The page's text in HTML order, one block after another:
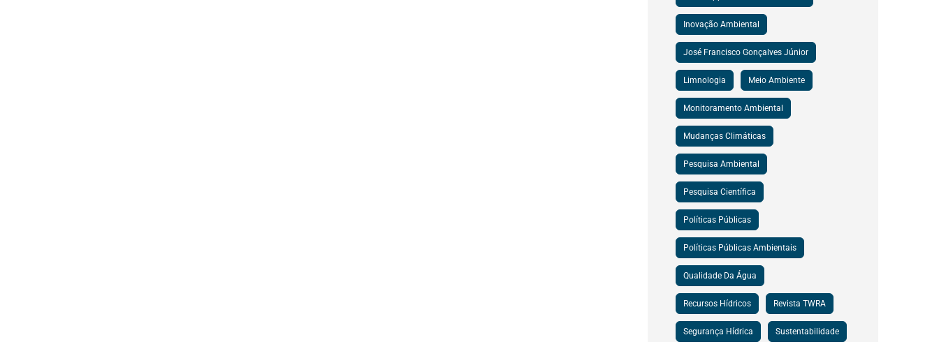
Inovação Ambiental
José Francisco Gonçalves Júnior
Limnologia Meio Ambiente
Monitoramento Ambiental
Mudanças Climáticas
Pesquisa Ambiental
Pesquisa Científica
Políticas Públicas
Políticas Públicas Ambientais
Qualidade Da Água
Recursos Hídricos Revista TWRA
Segurança Hídrica Sustentabilidade